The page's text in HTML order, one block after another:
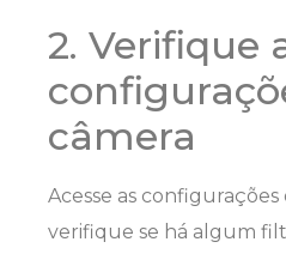
2. Verifique
câmera
Acesse as configurações
verifique se há algum